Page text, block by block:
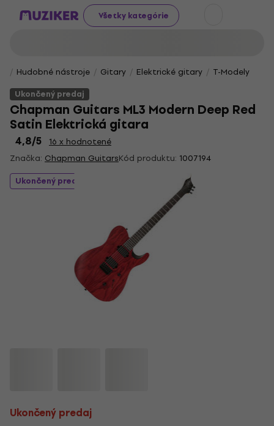
Všetky kategórie
Hudobné nástroje Gitary Elektrické gitary
T-Modely
Ukončený predaj
Chapman Guitars ML3 Modern Deep Red
Satin Elektrická gitara
4,8/5
16 x hodnotené
Značka: Chapman GuitarsKód produktu: 1007194
Ukončený predaj
Ukončený predaj